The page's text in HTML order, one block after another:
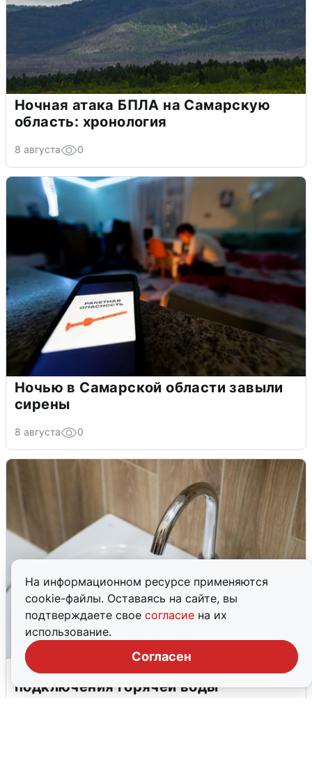
На информационном ресурсе применяются
cookie-файлы. Оставаясь на сайте, вы
подтверждаете свое согласие на их
использование.
Согласен
Ночная атака БПЛА на Самарскую
область: хронология
8 августа 0
Ночью в Самарской области завыли
сирены
8 августа 0
В Архангельске перенесли сроки
подключения горячей воды